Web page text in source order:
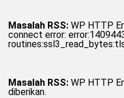
Masalah RSS: WP HTTP
connect error:
Masalah RSS: WP HTTP
diberikan.